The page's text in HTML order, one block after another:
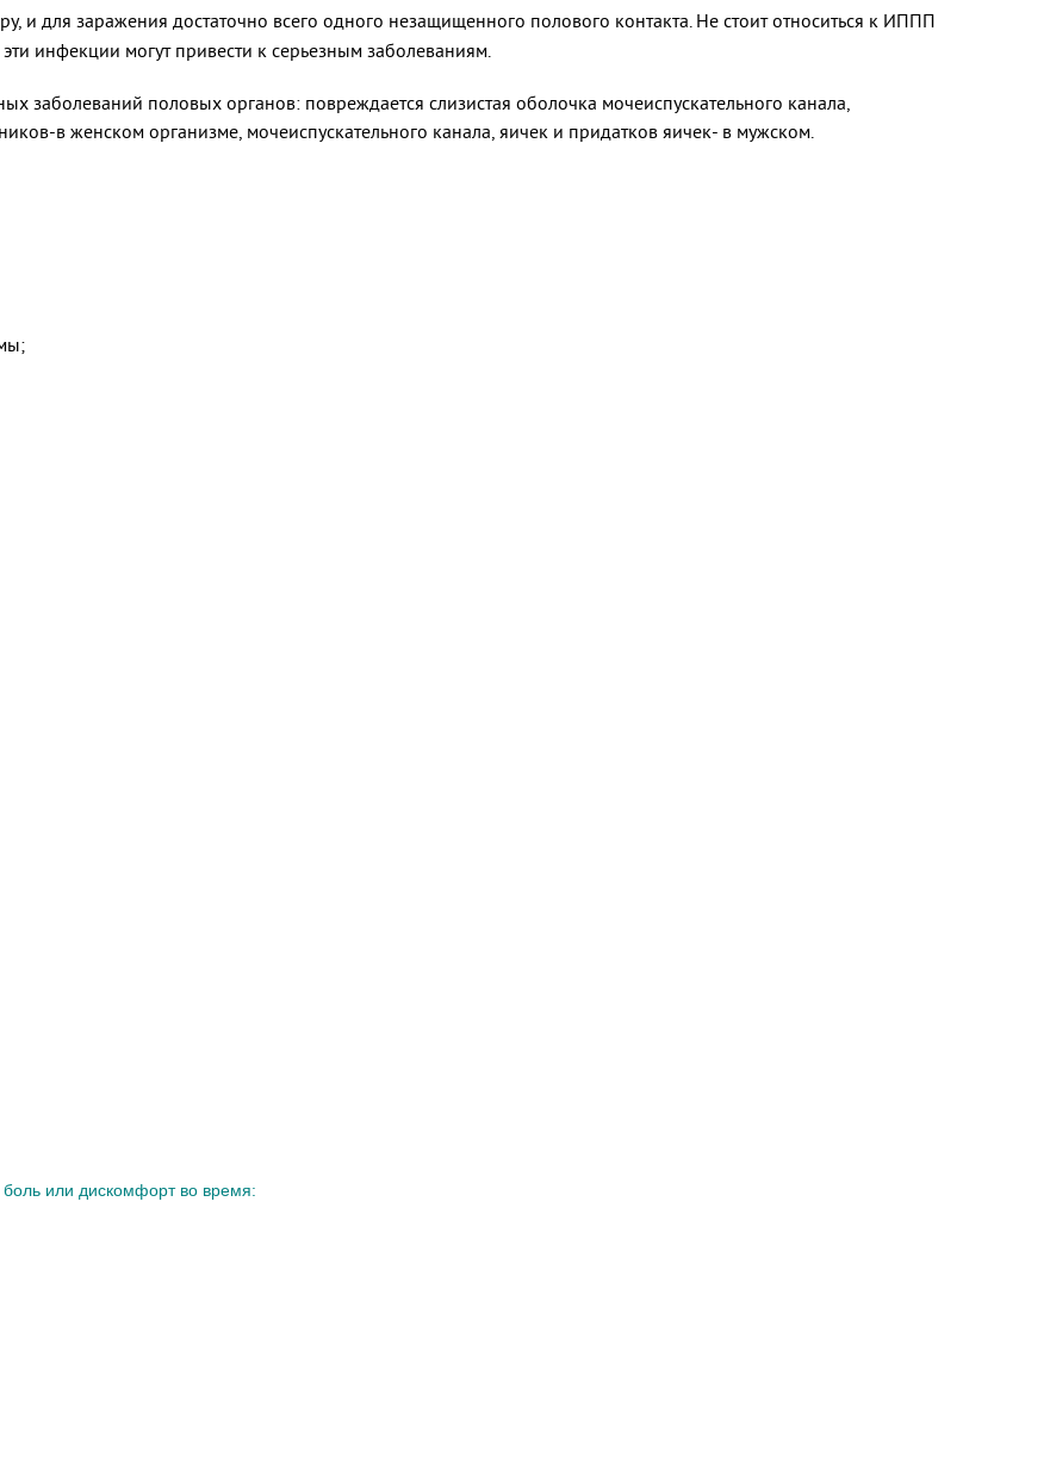
и для заражения достаточно всего одного незащищенного полового контакта. Не стоит относиться к ИППП
инфекции могут привести к серьезным заболеваниям.
заболеваний половых органов: повреждается слизистая оболочка мочеиспускательного канала,
в женском организме, мочеиспускательного канала, яичек и придатков яичек- в мужском.
боль или дискомфорт во время: